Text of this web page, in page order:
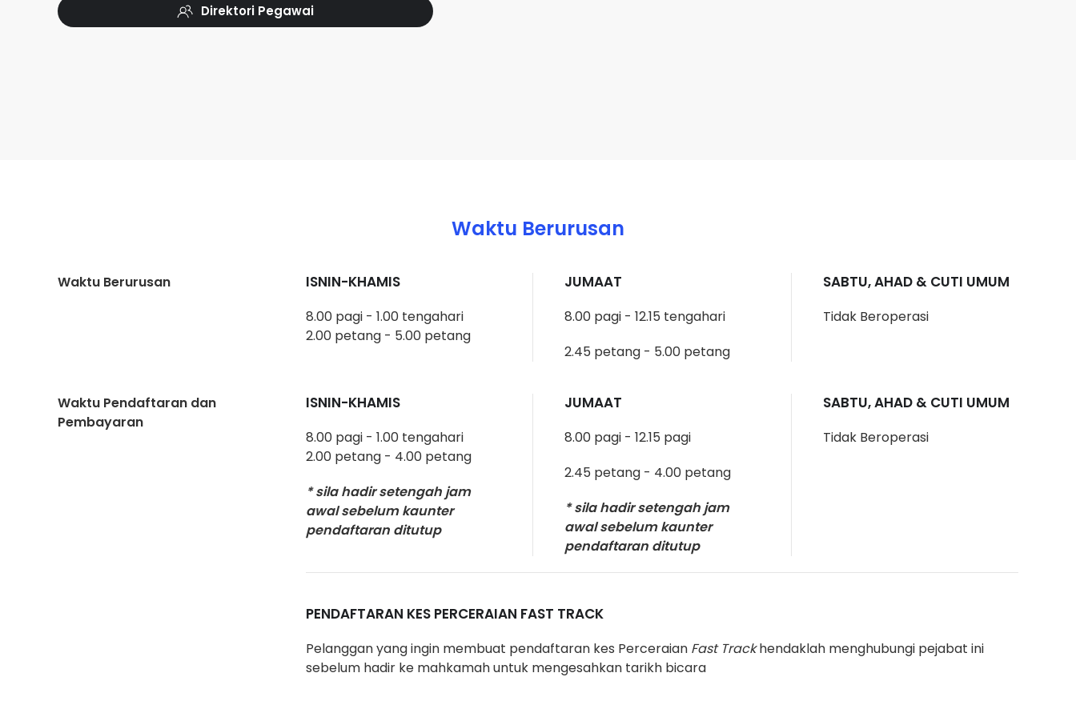
Direktori Pegawai
Waktu Berurusan
Waktu Berurusan ISNIN-KHAMIS
8.00 pagi - 1.00 tengahari
2.00 petang - 5.00 petang
JUMAAT
8.00 pagi - 12.15 tengahari
2.45 petang - 5.00 petang
SABTU, AHAD & CUTI UMUM
Tidak Beroperasi
Waktu Pendaftaran dan
Pembayaran
ISNIN-KHAMIS
8.00 pagi - 1.00 tengahari
2.00 petang - 4.00 petang
* sila hadir setengah jam
awal sebelum kaunter
pendaftaran ditutup
JUMAAT
8.00 pagi - 12.15 pagi
2.45 petang - 4.00 petang
* sila hadir setengah jam
awal sebelum kaunter
pendaftaran ditutup
SABTU, AHAD & CUTI UMUM
Tidak Beroperasi
PENDAFTARAN KES PERCERAIAN FAST TRACK
Pelanggan yang ingin membuat pendaftaran kes Perceraian Fast Track hendaklah menghubungi pejabat ini
sebelum hadir ke mahkamah untuk mengesahkan tarikh bicara